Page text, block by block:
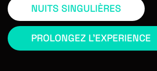
NUITS SINGULIÈRES
PROLONGEZ L'EXPERIENCE